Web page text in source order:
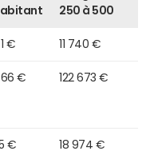
250 à 500
€ 11 740 €
€ 122 673 €
€ 18 974 €